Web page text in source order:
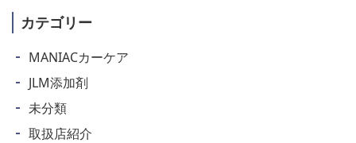
カテゴリー
MANIACカーケア
JLM添加剤
未分類
取扱店紹介